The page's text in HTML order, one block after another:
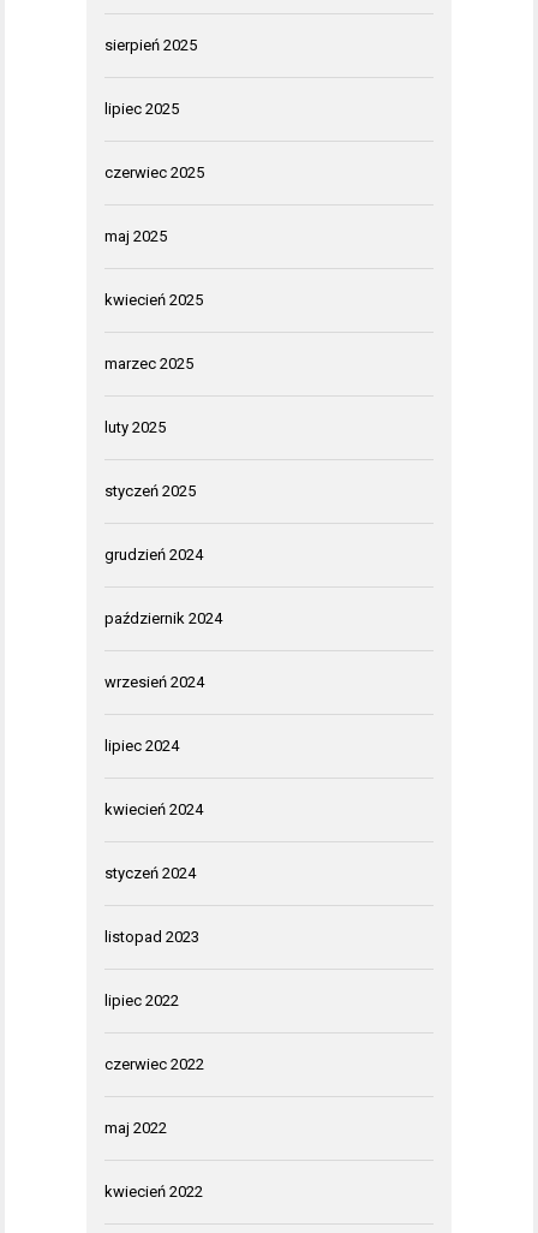
sierpień 2025
lipiec 2025
czerwiec 2025
maj 2025
kwiecień 2025
marzec 2025
luty 2025
styczeń 2025
grudzień 2024
październik 2024
wrzesień 2024
lipiec 2024
kwiecień 2024
styczeń 2024
listopad 2023
lipiec 2022
czerwiec 2022
maj 2022
kwiecień 2022